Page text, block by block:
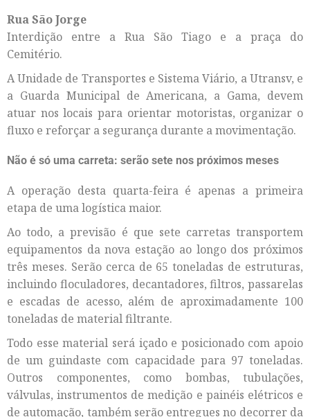
Rua São Jorge
Interdição entre a Rua São Tiago e a praça do
Cemitério.
A Unidade de Transportes e Sistema Viário, a Utransv, e
a Guarda Municipal de Americana, a Gama, devem
atuar nos locais para orientar motoristas, organizar o
fluxo e reforçar a segurança durante a movimentação.
Não é só uma carreta: serão sete nos próximos meses
A operação desta quarta-feira é apenas a primeira
etapa de uma logística maior.
Ao todo, a previsão é que sete carretas transportem
equipamentos da nova estação ao longo dos próximos
três meses. Serão cerca de 65 toneladas de estruturas,
incluindo floculadores, decantadores, filtros, passarelas
e escadas de acesso, além de aproximadamente 100
toneladas de material filtrante.
Todo esse material será içado e posicionado com apoio
de um guindaste com capacidade para 97 toneladas.
Outros componentes, como bombas, tubulações,
válvulas, instrumentos de medição e painéis elétricos e
de automação, também serão entregues no decorrer da